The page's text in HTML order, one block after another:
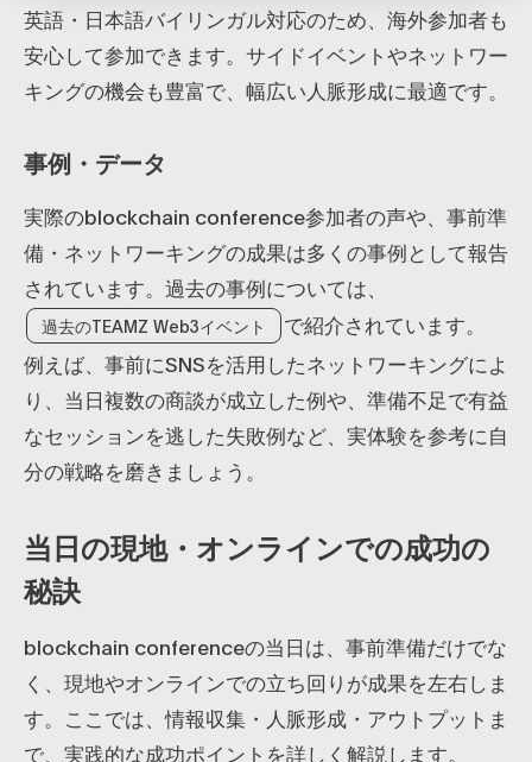
英語・日本語バイリンガル対応のため、海外参加者も
安心して参加できます。サイドイベントやネットワー
キングの機会も豊富で、幅広い人脈形成に最適です。
事例・データ
実際のblockchain conference参加者の声や、事前準
備・ネットワーキングの成果は多くの事例として報告
されています。過去の事例については、
過去のTEAMZ Web3イベント
で紹介されています。
例えば、事前にSNSを活用したネットワーキングによ
り、当日複数の商談が成立した例や、準備不足で有益
なセッションを逃した失敗例など、実体験を参考に自
分の戦略を磨きましょう。
当日の現地・オンラインでの成功の
秘訣
blockchain conferenceの当日は、事前準備だけでな
く、現地やオンラインでの立ち回りが成果を左右しま
す。ここでは、情報収集・人脈形成・アウトプットま
で、実践的な成功ポイントを詳しく解説します。